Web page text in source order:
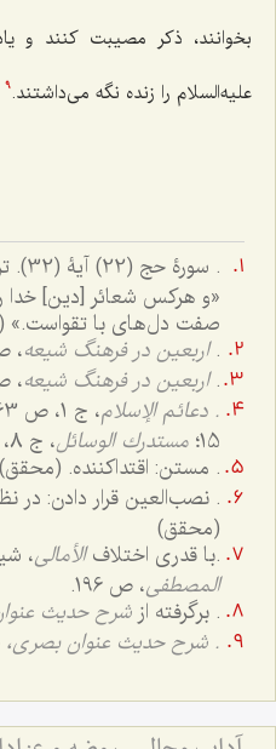
بخوانند، ذكر مصيبت كنند و
عليه‌السلام را زنده نگه‌ مى‌‌داشتند.9
. سورۀ حج (22) آیۀ (32). ترجمه:
«و هرکس شعائر [دین] خدا
صفت دل‌های با
.اربعین در فرهنگ شیعه، ص
.اربعین در فرهنگ شیعه، ص
. دعائم الإسلام، ج ‌1، ص 63؛
15؛ مستدرك الوسائل، ج 8، ص 325.
. مستن: اقتداکننده. (محقق)
. نصب‌العین قرار دادن: در
(محقق)
.با قدری اختلافالأمالی،
المصطفى، ص 196.
. برگرفته از شرح حدیث
. شرح حدیث عنوان بصری،